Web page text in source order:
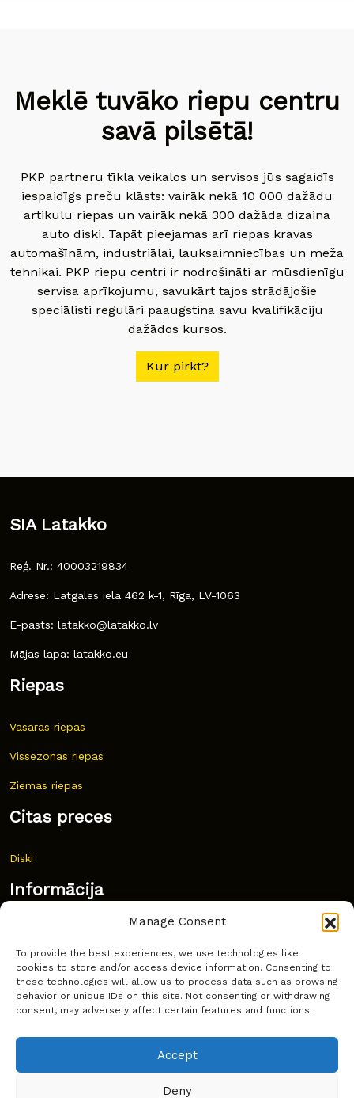
Manage Consent
To provide the best experiences, we use technologies like
cookies to store and/or access device information. Consenting to
these technologies will allow us to process data such as browsing
behavior or unique IDs on this site. Not consenting or withdrawing
consent, may adversely affect certain features and functions.
Accept
Deny
Meklē tuvāko riepu centru
savā pilsētā!
PKP partneru tīkla veikalos un servisos jūs sagaidīs
iespaidīgs preču klāsts: vairāk nekā 10 000 dažādu
artikulu riepas un vairāk nekā 300 dažāda dizaina
auto diski. Tapāt pieejamas arī riepas kravas
automašīnām, industriālai, lauksaimniecības un meža
tehnikai. PKP riepu centri ir nodrošināti ar mūsdienīgu
servisa aprīkojumu, savukārt tajos strādājošie
speciālisti regulāri paaugstina savu kvalifikāciju
dažādos kursos.
Kur pirkt?
SIA Latakko
Reģ. Nr.: 40003219834
Adrese: Latgales iela 462 k-1, Rīga, LV-1063
E-pasts: latakko@latakko.lv
Mājas lapa: latakko.eu
Riepas
Vasaras riepas
Vissezonas riepas
Ziemas riepas
Citas preces
Diski
Informācija
Bieži uzdoti jautājumi
Kur pirkt?
Sīkdatņu politika